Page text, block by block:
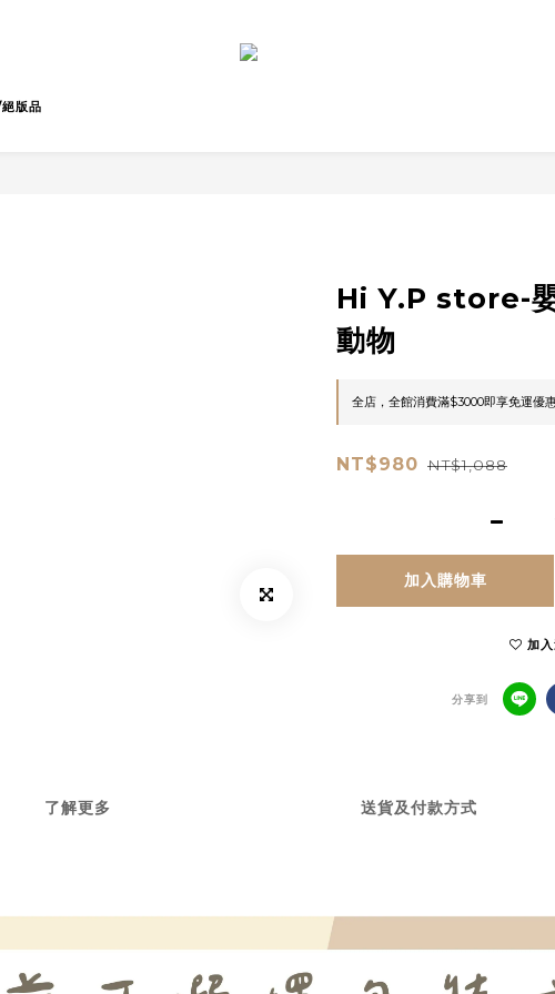
版品
Hi Y.P store-
動物
全店，全館消費滿$3000即享免運優
NT$980 NT$1,088
加入購物車
加
分享到
了解更多 送貨及付款方式